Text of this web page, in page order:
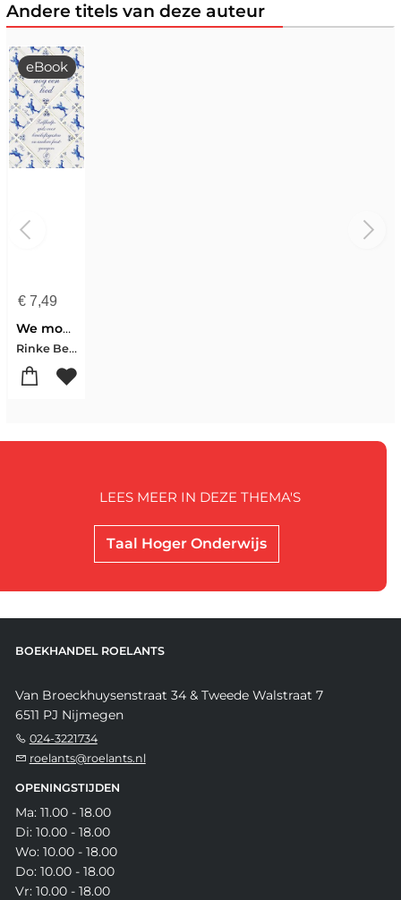
Andere titels van deze auteur
€7,49
eBook
We moeten nog een lied
Rinke Berkenbosch-Willem Koetsenruijter-Pauline Slot
Taal Hoger Onderwijs
LEES MEER IN DEZE THEMA'S
BOEKHANDEL ROELANTS
Van Broeckhuysenstraat 34 & Tweede Walstraat 7
6511 PJ Nijmegen
024-3221734
roelants@roelants.nl
OPENINGSTIJDEN
Ma: 11.00 - 18.00
Di: 10.00 - 18.00
Wo: 10.00 - 18.00
Do: 10.00 - 18.00
Vr: 10.00 - 18.00